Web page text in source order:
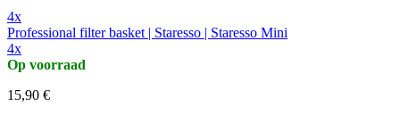
4x
Professional filter basket | Staresso | Staresso Mini
4x
Op voorraad
15,90 €